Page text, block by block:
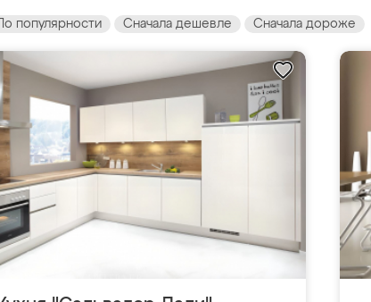
По популярности Сначала дешевле Сначала дороже